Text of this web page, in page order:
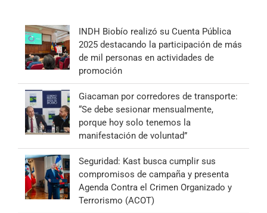
INDH Biobío realizó su Cuenta Pública
2025 destacando la participación de más
de mil personas en actividades de
promoción
Giacaman por corredores de transporte:
“Se debe sesionar mensualmente,
porque hoy solo tenemos la
manifestación de voluntad”
Seguridad: Kast busca cumplir sus
compromisos de campaña y presenta
Agenda Contra el Crimen Organizado y
Terrorismo (ACOT)